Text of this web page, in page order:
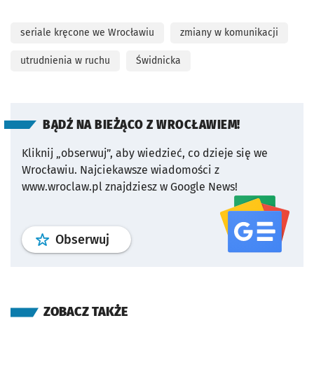
seriale kręcone we Wrocławiu zmiany w komunikacji
utrudnienia w ruchu Świdnicka
BĄDŹ NA BIEŻĄCO Z WROCŁAWIEM!
Kliknij „obserwuj”, aby wiedzieć, co dzieje się we
Wrocławiu. Najciekawsze wiadomości z
www.wroclaw.pl znajdziesz w Google News!
Obserwuj profil serwisu
ZOBACZ TAKŻE